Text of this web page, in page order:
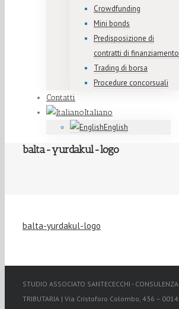
Crowdfunding
Mini bonds
Predisposizione di
contratti di finanziamento
Trading di borsa
Procedure concorsuali
Contatti
Italiano
English
balta-yurdakul-logo
balta-yurdakul-logo
STUDIO ASSOCIATO SANTECECCHI -
TRIBUTARIA | Via Cristoforo Colombo, 436 –